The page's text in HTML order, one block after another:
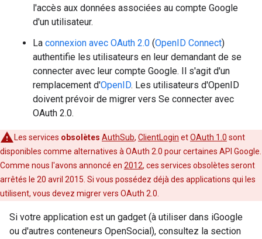
l'accès aux données associées au compte Google
d'un utilisateur.
La connexion avec OAuth 2.0 (OpenID Connect)
authentifie les utilisateurs en leur demandant de se
connecter avec leur compte Google. Il s'agit d'un
remplacement d'OpenID. Les utilisateurs d'OpenID
doivent prévoir de migrer vers Se connecter avec
OAuth 2.0.
Les services obsolètes AuthSub, ClientLogin etOAuth 1.0 sont
disponibles comme alternatives à OAuth 2.0 pour certaines API Google.
Comme nous l'avons annoncé en 2012, ces services obsolètes seront
arrêtés le 20 avril 2015. Si vous possédez déjà des applications qui les
utilisent, vous devez migrer vers OAuth 2.0.
Si votre application est un gadget (à utiliser dans iGoogle
ou d'autres conteneurs OpenSocial), consultez la section